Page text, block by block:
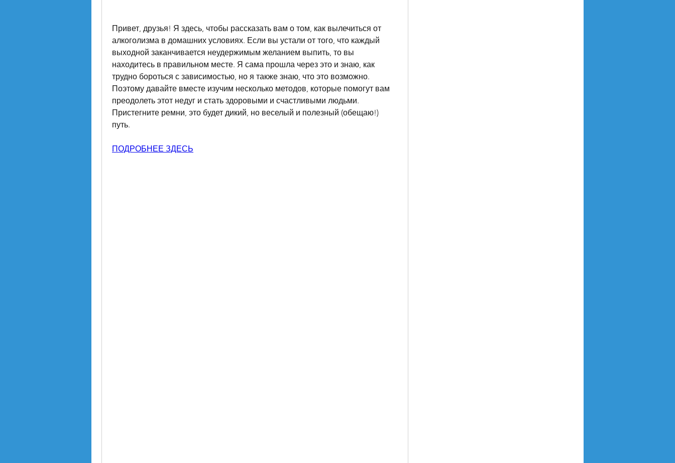
Привет, друзья! Я здесь, чтобы рассказать вам о том, как вылечиться от
алкоголизма в домашних условиях. Если вы устали от того, что каждый
выходной заканчивается неудержимым желанием выпить, то вы
находитесь в правильном месте. Я сама прошла через это и знаю, как
трудно бороться с зависимостью, но я также знаю, что это возможно.
Поэтому давайте вместе изучим несколько методов, которые помогут вам
преодолеть этот недуг и стать здоровыми и счастливыми людьми.
Пристегните ремни, это будет дикий, но веселый и полезный (обещаю!)
путь.
ПОДРОБНЕЕ ЗДЕСЬ